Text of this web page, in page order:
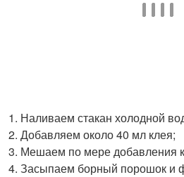
Наливаем стакан холодной
Добавляем около 40 мл клея;
Мешаем по мере добавления
Засыпаем борный порошок и